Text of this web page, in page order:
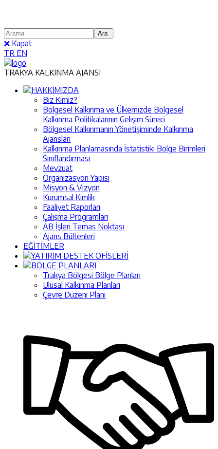
❌ Kapat
TR EN
TRAKYA KALKINMA AJANSI
HAKKIMIZDA
Biz Kimiz?
Bölgesel Kalkınma ve Ülkemizde Bölgesel
Kalkınma Politikalarının Gelişim Süreci
Bölgesel Kalkınmanın Yönetişiminde Kalkınma
Ajansları
Kalkınma Planlamasında İstatistiki Bölge Birimleri
Sınıflandırması
Mevzuat
Organizasyon Yapısı
Misyon & Vizyon
Kurumsal Kimlik
Faaliyet Raporları
Çalışma Programları
AB İşleri Temas Noktası
Ajans Bültenleri
EĞİTİMLER
YATIRIM DESTEK OFİSLERİ
BÖLGE PLANLARI
Trakya Bölgesi Bölge Planları
Ulusal Kalkınma Planları
Çevre Düzeni Planı